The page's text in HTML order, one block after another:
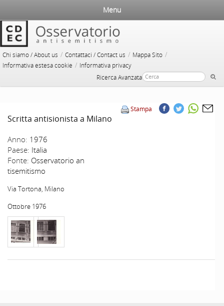
Chi siamo / About us / Contattaci / Contact us / Mappa Sito /
Informativa estesa cookie / Informativa privacy
Ricerca Avanzata
Menu
Stampa
Scritta antisionista a Milano
Anno: 1976
Paese: Italia
Fonte: Osservatorio an
tisemitismo
Via Tortona, Milano
Ottobre 1976